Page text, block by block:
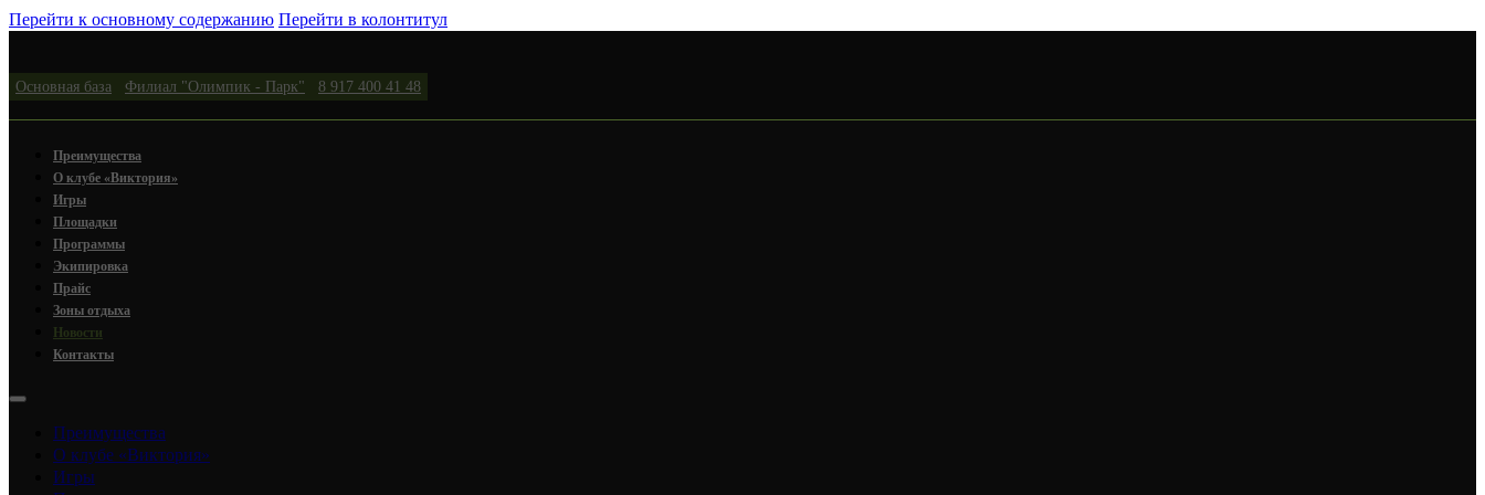
Перейти к основному содержанию Перейти в колонтитул
Основная база Филиал "Олимпик - Парк" 8 917 400 41 48
Преимущества
О клубе «Виктория»
Игры
Площадки
Программы
Экипировка
Прайс
Зоны отдыха
Новости
Контакты
Преимущества
О клубе «Виктория»
Игры